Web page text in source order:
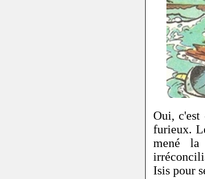
Oui, c'est
furieux.
mené
Isis pour